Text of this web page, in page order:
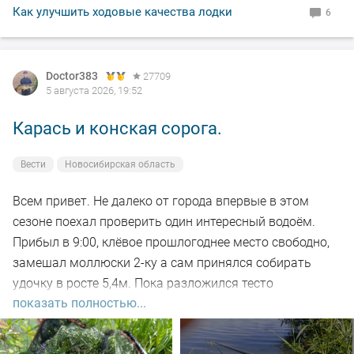
По уровню воды всё путём, особых спадов и скачков
Рыбакам, НХНЧ и рыбацких дней!
Как улучшить ходовые качества лодки 6
Doctor383
27709
5 августа 2026, 19:52
Карась и конская сорога.
Вести Новосибирская область
Всем привет. Не далеко от города впервые в этом
сезоне поехал проверить один интересный водоём.
Прибыл в 9:00, клёвое прошлогоднее место свободно,
замешал моллюски 2-ку а сам принялся собирать
удочку в росте 5,4м. Пока разложился тесто
настоялось, 5-ть закормочных забросов и в бой.
Заброс за забросом, рыба кормится, видно по
характерным пузырям на воде а поклёвок нет. Минут
показать полностью...